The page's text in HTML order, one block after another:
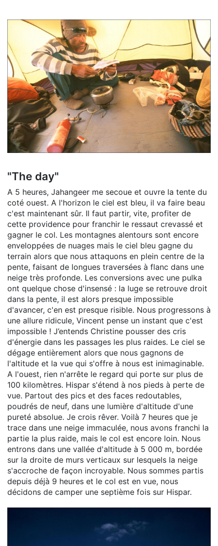
"The day"
A 5 heures, Jahangeer me secoue et ouvre la tente du
coté ouest. A l'horizon le ciel est bleu, il va faire beau
c'est maintenant sûr. Il faut partir, vite, profiter de
cette providence pour franchir le ressaut crevassé et
gagner le col. Les montagnes alentours sont encore
enveloppées de nuages mais le ciel bleu gagne du
terrain alors que nous attaquons en plein centre de la
pente, faisant de longues traversées à flanc dans une
neige très profonde. Les conversions avec une pulka
ont quelque chose d'insensé : la luge se retrouve droit
dans la pente, il est alors presque impossible
d'avancer, c'en est presque risible. Nous progressons à
une allure ridicule, Vincent pense un instant que c'est
impossible ! J’entends Christine pousser des cris
d'énergie dans les passages les plus raides. Le ciel se
dégage entièrement alors que nous gagnons de
l'altitude et la vue qui s'offre à nous est inimaginable.
A l'ouest, rien n'arrête le regard qui porte sur plus de
100 kilomètres. Hispar s'étend à nos pieds à perte de
vue. Partout des pics et des faces redoutables,
poudrés de neuf, dans une lumière d'altitude d'une
pureté absolue. Je crois rêver. Voilà 7 heures que je
trace dans une neige immaculée, nous avons franchi la
partie la plus raide, mais le col est encore loin. Nous
entrons dans une vallée d'altitude à 5 000 m, bordée
sur la droite de murs verticaux sur lesquels la neige
s'accroche de façon incroyable. Nous sommes partis
depuis déjà 9 heures et le col est en vue, nous
décidons de camper une septième fois sur Hispar.